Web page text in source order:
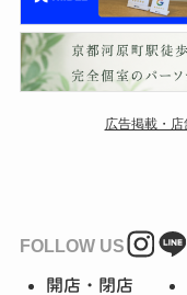
広告掲載・
FOLLOW US
開店・閉店